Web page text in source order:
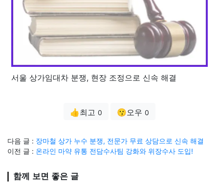
서울 상가임대차 분쟁, 현장 조정으로 신속 해결
👍최고 0 😗오우 0
다음 글 : 장마철 상가 누수 분쟁, 전문가 무료 상담으로 신속 해결
이전 글 : 온라인 마약 유통 전담수사팀 강화와 위장수사 도입!
함께 보면 좋은 글